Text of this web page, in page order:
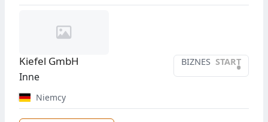
BIZNES START
•
Kiefel GmbH
Inne
Niemcy